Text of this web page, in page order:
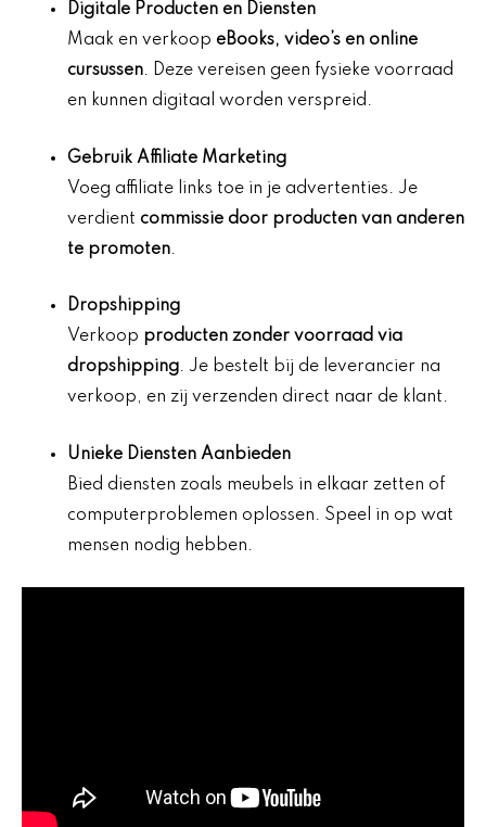
Digitale Producten en Diensten
Maak en verkoop eBooks, video’s en online
cursussen. Deze vereisen geen fysieke voorraad
en kunnen digitaal worden verspreid.
Gebruik Affiliate Marketing
Voeg affiliate links toe in je advertenties. Je
verdient commissie door producten van anderen
te promoten.
Dropshipping
Verkoop producten zonder voorraad via
dropshipping. Je bestelt bij de leverancier na
verkoop, en zij verzenden direct naar de klant.
Unieke Diensten Aanbieden
Bied diensten zoals meubels in elkaar zetten of
computerproblemen oplossen. Speel in op wat
mensen nodig hebben.